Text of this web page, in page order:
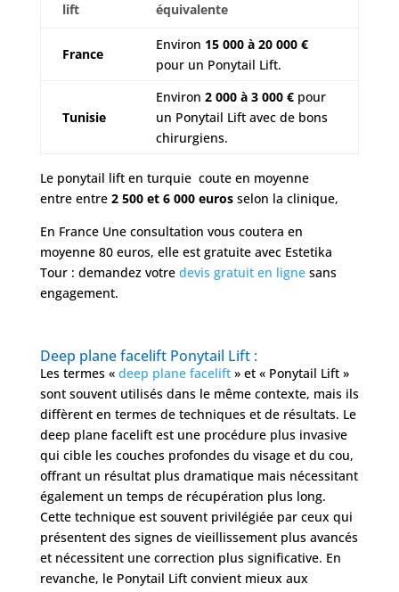
lift
équivalente
France
Environ 15 000 à 20 000 €
pour un Ponytail Lift.
Tunisie
Environ 2 000 à 3 000 €pour
un Ponytail Lift avec de bons
chirurgiens.
Le ponytail lift en turquie coute en moyenne
entre entre 2 500 et 6 000 eurosselon la clinique,
En France Une consultation vous coutera en
moyenne 80 euros, elle est gratuite avec Estetika
Tour : demandez votre devis gratuit en lignesans
engagement.
Deep plane facelift Ponytail Lift :
Les termes « deep plane facelift» et « Ponytail Lift »
sont souvent utilisés dans le même contexte, mais ils
diffèrent en termes de techniques et de résultats. Le
deep plane facelift est une procédure plus invasive
qui cible les couches profondes du visage et du cou,
offrant un résultat plus dramatique mais nécessitant
également un temps de récupération plus long.
Cette technique est souvent privilégiée par ceux qui
présentent des signes de vieillissement plus avancés
et nécessitent une correction plus significative. En
revanche, le Ponytail Lift convient mieux aux